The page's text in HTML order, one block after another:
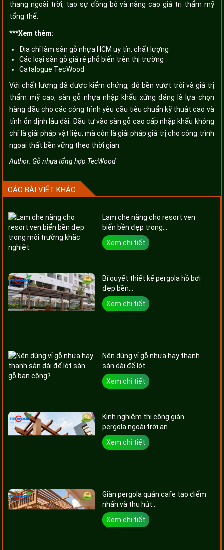
thang ngoài trời, tạo sự đồng bộ và nâng cao giá trị thẩm mỹ
tổng thể.
***Xem thêm:
Địa chỉ làm sàn gỗ nhựa HCM uy tín, chất lượng
Các loại sàn gỗ giá rẻ phổ biến trên thị trường
Catalogue TecWood
Với chất lượng đã được kiểm chứng, độ bền vượt trội và giá trị
thẩm mỹ cao, sàn gỗ nhựa nhập khẩu xứng đáng là lựa chọn
hàng đầu cho các công trình yêu cầu tiêu chuẩn kỹ thuật cao và
tính ổn định lâu dài. Đầu tư vào sàn gỗ cao cấp nhập khẩu không
chỉ là giải pháp vật liệu, mà còn là giải pháp giá trị cho công trình
ngoại thất bền vững theo thời gian.
Author:Gỗ nhựa tổng hợp TecWood
CÁC BÀI VIẾT KHÁC
Lam che nắng cho resort ven
biển bền đẹp trong...
Xem chi tiết
Bí quyết thiết kế pergola hồ bơi
đẹp bền...
Xem chi tiết
Nên dùng vỉ gỗ nhựa hay thanh
sàn dài để lót...
Xem chi tiết
Kinh nghiệm thi công giàn
pergola ngoài trời an...
Xem chi tiết
Giàn pergola quán cafe tạo điểm
nhấn và thu hút...
Xem chi tiết